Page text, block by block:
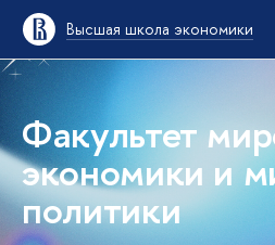
Высшая школа экономики
Факультет
экономики и
политики